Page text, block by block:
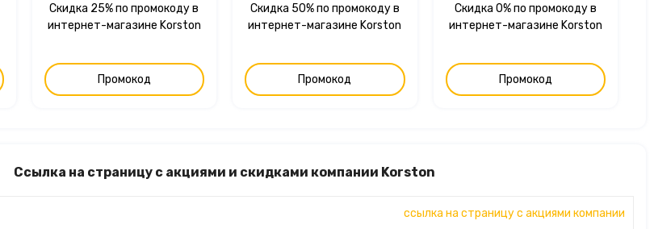
Скидка 25% по промокоду в
интернет-магазине Korston
Промокод
Скидка 50% по промокоду в
интернет-магазине Korston
Промокод
Скидка 0% по промокоду в
интернет-магазине Korston
Промокод
Ссылка на страницу с акциями и скидками компании Korston
ссылка на страницу с акциями компании